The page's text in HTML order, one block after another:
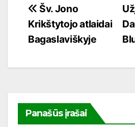
Navigacija
tarp
įrašų
Šv. Jono
Krikštytojo atlaidai
Bagaslaviškyje
Panašūs įrašai